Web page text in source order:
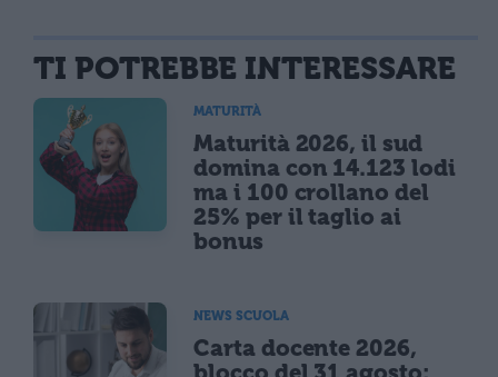
TI POTREBBE INTERESSARE
MATURITÀ
Maturità 2026, il sud
domina con 14.123 lodi
ma i 100 crollano del
25% per il taglio ai
bonus
NEWS SCUOLA
Carta docente 2026,